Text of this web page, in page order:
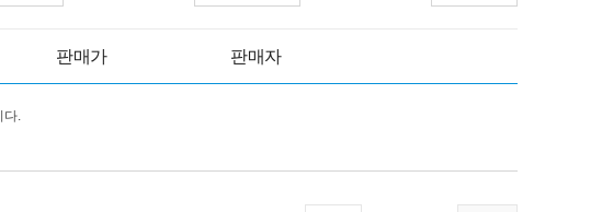
판매가 판매자
다.